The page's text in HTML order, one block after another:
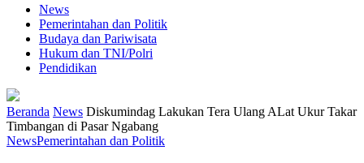
News
Pemerintahan dan Politik
Budaya dan Pariwisata
Hukum dan TNI/Polri
Pendidikan
Beranda News Diskumindag Lakukan Tera Ulang ALat Ukur Takar
Timbangan di Pasar Ngabang
NewsPemerintahan dan Politik